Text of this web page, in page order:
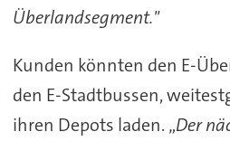
Überlandsegment."
Kunden könnten den E-
den E-Stadtbussen,
ihren Depots laden. „Der